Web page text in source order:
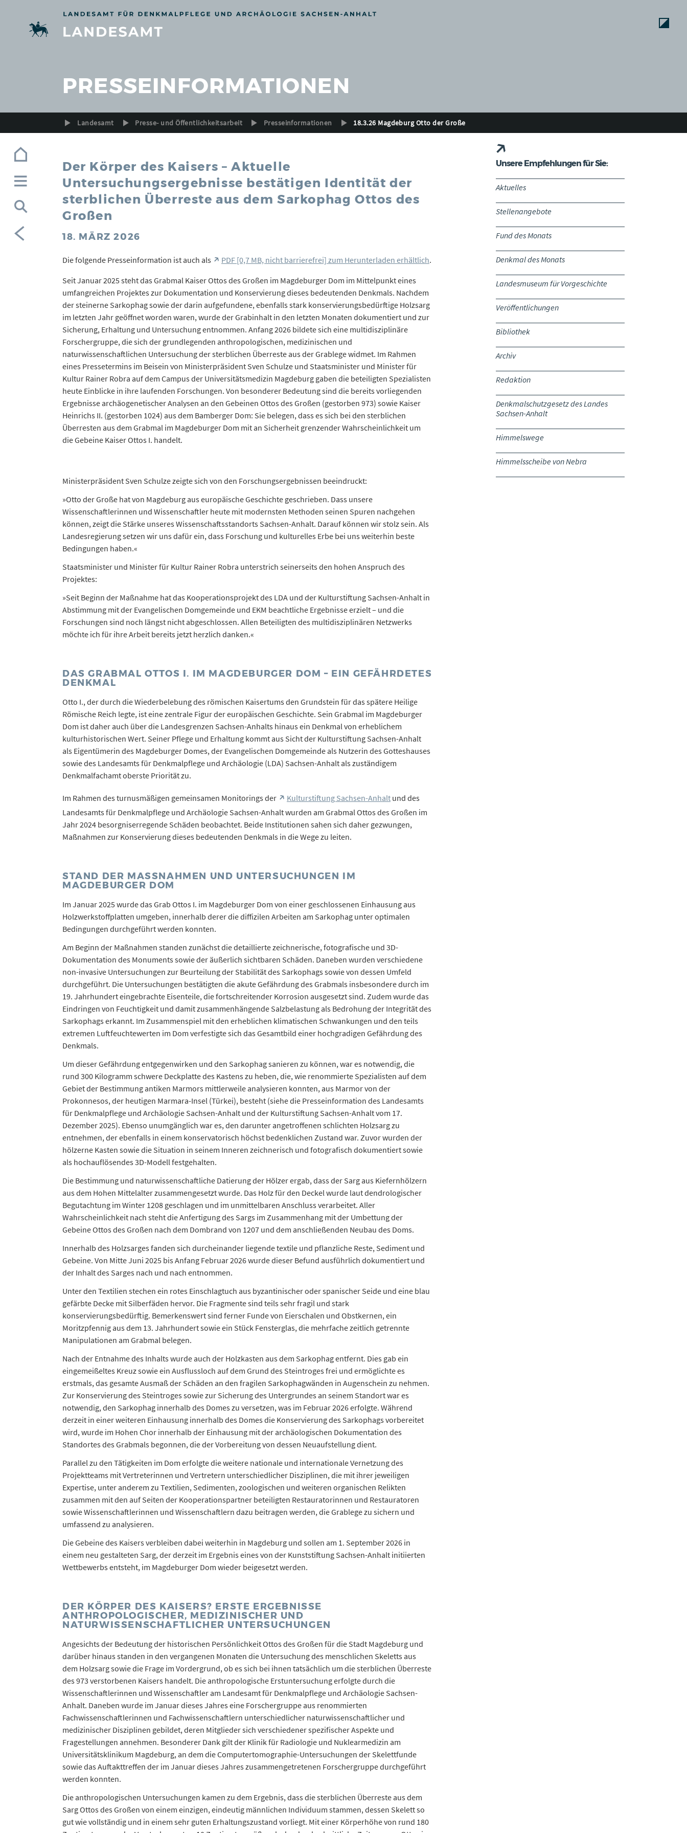
PRESSEINFORMATIONEN
Landesamt Presse- und Öffentlichkeitsarbeit Presseinformationen 18.3.26 Magdeburg Otto der Große
Der Körper des Kaisers – Aktuelle
Untersuchungsergebnisse bestätigen Identität der
sterblichen Überreste aus dem Sarkophag Ottos des
Großen
18. MÄRZ 2026
Die folgende Presseinformation ist auch als PDF [0,7 MB, nicht barrierefrei] zum Herunterladen erhältlich.
Seit Januar 2025 steht das Grabmal Kaiser Ottos des Großen im Magdeburger Dom im Mittelpunkt eines
umfangreichen Projektes zur Dokumentation und Konservierung dieses bedeutenden Denkmals. Nachdem
der steinerne Sarkophag sowie der darin aufgefundene, ebenfalls stark konservierungsbedürftige Holzsarg
im letzten Jahr geöffnet worden waren, wurde der Grabinhalt in den letzten Monaten dokumentiert und zur
Sicherung, Erhaltung und Untersuchung entnommen. Anfang 2026 bildete sich eine multidisziplinäre
Forschergruppe, die sich der grundlegenden anthropologischen, medizinischen und
naturwissenschaftlichen Untersuchung der sterblichen Überreste aus der Grablege widmet. Im Rahmen
eines Pressetermins im Beisein von Ministerpräsident Sven Schulze und Staatsminister und Minister für
Kultur Rainer Robra auf dem Campus der Universitätsmedizin Magdeburg gaben die beteiligten Spezialisten
heute Einblicke in ihre laufenden Forschungen. Von besonderer Bedeutung sind die bereits vorliegenden
Ergebnisse archäogenetischer Analysen an den Gebeinen Ottos des Großen (gestorben 973) sowie Kaiser
Heinrichs II. (gestorben 1024) aus dem Bamberger Dom: Sie belegen, dass es sich bei den sterblichen
Überresten aus dem Grabmal im Magdeburger Dom mit an Sicherheit grenzender Wahrscheinlichkeit um
die Gebeine Kaiser Ottos I. handelt.
Ministerpräsident Sven Schulze zeigte sich von den Forschungsergebnissen beeindruckt:
»Otto der Große hat von Magdeburg aus europäische Geschichte geschrieben. Dass unsere
Wissenschaftlerinnen und Wissenschaftler heute mit modernsten Methoden seinen Spuren nachgehen
können, zeigt die Stärke unseres Wissenschaftsstandorts Sachsen-Anhalt. Darauf können wir stolz sein. Als
Landesregierung setzen wir uns dafür ein, dass Forschung und kulturelles Erbe bei uns weiterhin beste
Bedingungen haben.«
Staatsminister und Minister für Kultur Rainer Robra unterstrich seinerseits den hohen Anspruch des
Projektes:
»Seit Beginn der Maßnahme hat das Kooperationsprojekt des LDA und der Kulturstiftung Sachsen-Anhalt in
Abstimmung mit der Evangelischen Domgemeinde und EKM beachtliche Ergebnisse erzielt – und die
Forschungen sind noch längst nicht abgeschlossen. Allen Beteiligten des multidisziplinären Netzwerks
möchte ich für ihre Arbeit bereits jetzt herzlich danken.«
DAS GRABMAL OTTOS I. IM MAGDEBURGER DOM – EIN GEFÄHRDETES
DENKMAL
Otto I., der durch die Wiederbelebung des römischen Kaisertums den Grundstein für das spätere Heilige
Römische Reich legte, ist eine zentrale Figur der europäischen Geschichte. Sein Grabmal im Magdeburger
Dom ist daher auch über die Landesgrenzen Sachsen-Anhalts hinaus ein Denkmal von erheblichem
kulturhistorischen Wert. Seiner Pflege und Erhaltung kommt aus Sicht der Kulturstiftung Sachsen-Anhalt
als Eigentümerin des Magdeburger Domes, der Evangelischen Domgemeinde als Nutzerin des Gotteshauses
sowie des Landesamts für Denkmalpflege und Archäologie (LDA) Sachsen-Anhalt als zuständigem
Denkmalfachamt oberste Priorität zu.
Im Rahmen des turnusmäßigen gemeinsamen Monitorings der Kulturstiftung Sachsen-Anhalt und des
Landesamts für Denkmalpflege und Archäologie Sachsen-Anhalt wurden am Grabmal Ottos des Großen im
Jahr 2024 besorgniserregende Schäden beobachtet. Beide Institutionen sahen sich daher gezwungen,
Maßnahmen zur Konservierung dieses bedeutenden Denkmals in die Wege zu leiten.
STAND DER MASSNAHMEN UND UNTERSUCHUNGEN IM M
AGDEBURGER DOM
Im Januar 2025 wurde das Grab Ottos I. im Magdeburger Dom von einer geschlossenen Einhausung aus
Holzwerkstoffplatten umgeben, innerhalb derer die diffizilen Arbeiten am Sarkophag unter optimalen
Bedingungen durchgeführt werden konnten.
Am Beginn der Maßnahmen standen zunächst die detaillierte zeichnerische, fotografische und 3D-
Dokumentation des Monuments sowie der äußerlich sichtbaren Schäden. Daneben wurden verschiedene
non-invasive Untersuchungen zur Beurteilung der Stabilität des Sarkophags sowie von dessen Umfeld
durchgeführt. Die Untersuchungen bestätigten die akute Gefährdung des Grabmals insbesondere durch im
19. Jahrhundert eingebrachte Eisenteile, die fortschreitender Korrosion ausgesetzt sind. Zudem wurde das
Eindringen von Feuchtigkeit und damit zusammenhängende Salzbelastung als Bedrohung der Integrität des
Sarkophags erkannt. Im Zusammenspiel mit den erheblichen klimatischen Schwankungen und den teils
extremen Luftfeuchtewerten im Dom verfestigte sich das Gesamtbild einer hochgradigen Gefährdung des
Denkmals.
Um dieser Gefährdung entgegenwirken und den Sarkophag sanieren zu können, war es notwendig, die
rund 300 Kilogramm schwere Deckplatte des Kastens zu heben, die, wie renommierte Spezialisten auf dem
Gebiet der Bestimmung antiken Marmors mittlerweile analysieren konnten, aus Marmor von der
Prokonnesos, der heutigen Marmara-Insel (Türkei), besteht (siehe die Presseinformation des Landesamts
für Denkmalpflege und Archäologie Sachsen-Anhalt und der Kulturstiftung Sachsen-Anhalt vom 17.
Dezember 2025). Ebenso unumgänglich war es, den darunter angetroffenen schlichten Holzsarg zu
entnehmen, der ebenfalls in einem konservatorisch höchst bedenklichen Zustand war. Zuvor wurden der
hölzerne Kasten sowie die Situation in seinem Inneren zeichnerisch und fotografisch dokumentiert sowie
als hochauflösendes 3D-Modell festgehalten.
Die Bestimmung und naturwissenschaftliche Datierung der Hölzer ergab, dass der Sarg aus Kiefernhölzern
aus dem Hohen Mittelalter zusammengesetzt wurde. Das Holz für den Deckel wurde laut dendrologischer
Begutachtung im Winter 1208 geschlagen und im unmittelbaren Anschluss verarbeitet. Aller
Wahrscheinlichkeit nach steht die Anfertigung des Sargs im Zusammenhang mit der Umbettung der
Gebeine Ottos des Großen nach dem Dombrand von 1207 und dem anschließenden Neubau des Doms.
Innerhalb des Holzsarges fanden sich durcheinander liegende textile und pflanzliche Reste, Sediment und
Gebeine. Von Mitte Juni 2025 bis Anfang Februar 2026 wurde dieser Befund ausführlich dokumentiert und
der Inhalt des Sarges nach und nach entnommen.
Unter den Textilien stechen ein rotes Einschlagtuch aus byzantinischer oder spanischer Seide und eine blau
gefärbte Decke mit Silberfäden hervor. Die Fragmente sind teils sehr fragil und stark
konservierungsbedürftig. Bemerkenswert sind ferner Funde von Eierschalen und Obstkernen, ein
Moritzpfennig aus dem 13. Jahrhundert sowie ein Stück Fensterglas, die mehrfache zeitlich getrennte
Manipulationen am Grabmal belegen.
Nach der Entnahme des Inhalts wurde auch der Holzkasten aus dem Sarkophag entfernt. Dies gab ein
eingemeißeltes Kreuz sowie ein Ausflussloch auf dem Grund des Steintroges frei und ermöglichte es
erstmals, das gesamte Ausmaß der Schäden an den fragilen Sarkophagwänden in Augenschein zu nehmen.
Zur Konservierung des Steintroges sowie zur Sicherung des Untergrundes an seinem Standort war es
notwendig, den Sarkophag innerhalb des Domes zu versetzen, was im Februar 2026 erfolgte. Während
derzeit in einer weiteren Einhausung innerhalb des Domes die Konservierung des Sarkophags vorbereitet
wird, wurde im Hohen Chor innerhalb der Einhausung mit der archäologischen Dokumentation des
Standortes des Grabmals begonnen, die der Vorbereitung von dessen Neuaufstellung dient.
Parallel zu den Tätigkeiten im Dom erfolgte die weitere nationale und internationale Vernetzung des
Projektteams mit Vertreterinnen und Vertretern unterschiedlicher Disziplinen, die mit ihrer jeweiligen
Expertise, unter anderem zu Textilien, Sedimenten, zoologischen und weiteren organischen Relikten
zusammen mit den auf Seiten der Kooperationspartner beteiligten Restauratorinnen und Restauratoren
sowie Wissenschaftlerinnen und Wissenschaftlern dazu beitragen werden, die Grablege zu sichern und
umfassend zu analysieren.
Die Gebeine des Kaisers verbleiben dabei weiterhin in Magdeburg und sollen am 1. September 2026 in
einem neu gestalteten Sarg, der derzeit im Ergebnis eines von der Kunststiftung Sachsen-Anhalt initiierten
Wettbewerbs entsteht, im Magdeburger Dom wieder beigesetzt werden.
DER KÖRPER DES KAISERS? ERSTE ERGEBNISSE
ANTHROPOLOGISCHER, MEDIZINISCHER UND
NATURWISSENSCHAFTLICHER UNTERSUCHUNGEN
Angesichts der Bedeutung der historischen Persönlichkeit Ottos des Großen für die Stadt Magdeburg und
darüber hinaus standen in den vergangenen Monaten die Untersuchung des menschlichen Skeletts aus
dem Holzsarg sowie die Frage im Vordergrund, ob es sich bei ihnen tatsächlich um die sterblichen Überreste
des 973 verstorbenen Kaisers handelt. Die anthropologische Erstuntersuchung erfolgte durch die
Wissenschaftlerinnen und Wissenschaftler am Landesamt für Denkmalpflege und Archäologie Sachsen-
Anhalt. Daneben wurde im Januar dieses Jahres eine Forschergruppe aus renommierten
Fachwissenschaftlerinnen und Fachwissenschaftlern unterschiedlicher naturwissenschaftlicher und
medizinischer Disziplinen gebildet, deren Mitglieder sich verschiedener spezifischer Aspekte und
Fragestellungen annehmen. Besonderer Dank gilt der Klinik für Radiologie und Nuklearmedizin am
Universitätsklinikum Magdeburg, an dem die Computertomographie-Untersuchungen der Skelettfunde
sowie das Auftakttreffen der im Januar dieses Jahres zusammengetretenen Forschergruppe durchgeführt
werden konnten.
Die anthropologischen Untersuchungen kamen zu dem Ergebnis, dass die sterblichen Überreste aus dem
Sarg Ottos des Großen von einem einzigen, eindeutig männlichen Individuum stammen, dessen Skelett so
gut wie vollständig und in einem sehr guten Erhaltungszustand vorliegt. Mit einer Körperhöhe von rund 180
Unsere Empfehlungen für Sie:
Aktuelles
Stellenangebote
Fund des Monats
Denkmal des Monats
Landesmuseum für Vorgeschichte
Veröffentlichungen
Bibliothek
Archiv
Redaktion
Denkmalschutzgesetz des Landes
Sachsen-Anhalt
Himmelswege
Himmelsscheibe von Nebra